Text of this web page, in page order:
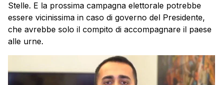
Stelle. E la prossima campagna elettorale potrebbe
essere vicinissima in caso di governo del Presidente,
che avrebbe solo il compito di accompagnare il paese
alle urne.